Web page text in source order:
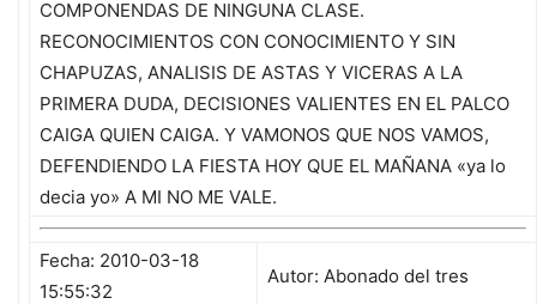
COMPONENDAS DE NINGUNA CLASE.
RECONOCIMIENTOS CON CONOCIMIENTO Y SIN
CHAPUZAS, ANALISIS DE ASTAS Y VICERAS A LA
PRIMERA DUDA, DECISIONES VALIENTES EN EL PALCO
CAIGA QUIEN CAIGA. Y VAMONOS QUE NOS VAMOS,
DEFENDIENDO LA FIESTA HOY QUE EL MAÑANA «ya lo
decia yo» A MI NO ME VALE.
Fecha: 2010-03-18
15:55:32
Autor: Abonado del tres